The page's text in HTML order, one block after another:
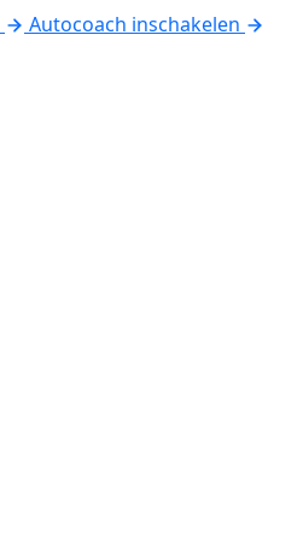
Autocoach inschakelen